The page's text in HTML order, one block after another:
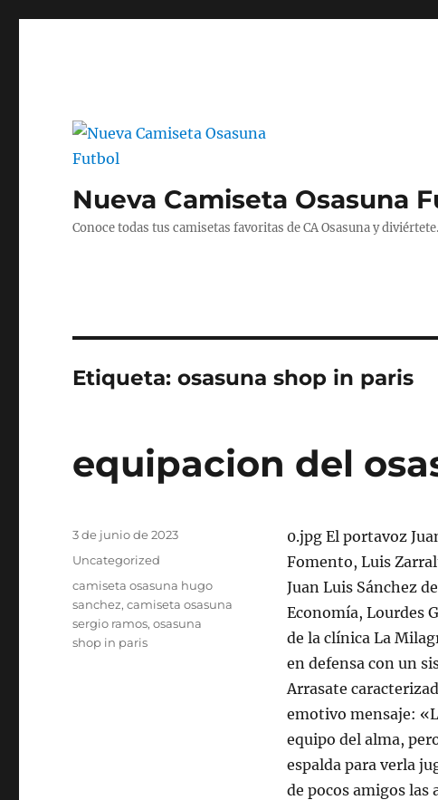
Nueva Camiseta Osasuna
Conoce todas tus camisetas favoritas de CA Osasuna y diviértete.
Etiqueta:osasuna shop in paris
equipacion del
0.jpg El portavoz
Fomento, Luis
Juan Luis Sánchez
Economía, Lourdes
de la clínica La
en defensa con un
Arrasate
emotivo mensaje:
equipo del alma,
espalda para verla
de pocos amigos las
Publicado
3 de junio de 2023
Categorías
Uncategorized
Etiquetas
camiseta osasuna hugo
sanchez,camiseta osasuna
sergio ramos,osasuna
shop in paris